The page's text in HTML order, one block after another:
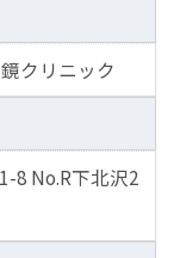
クリニック
8 No.R下北沢2